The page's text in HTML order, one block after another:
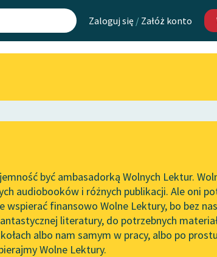
Zaloguj się / Załóż konto
do
Mapa Wolnych Lektur
Leśmianator
API
OAI-PMH
Widget Wolnych Lektur
Kontakt
O
Zasady
Wolnych
Logotypy
Materiały
być ambasadorką Wolnych Lektur.
audiobooków i różnych publikacji. Ale oni
finansowo Wolne Lektury, bo bez
literatury, do potrzebnych
albo nam samym w pracy, albo po
Wolne Lektury.